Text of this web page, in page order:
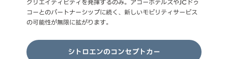
クリエイティビティを発揮するのみ。アコーホテルズやJCドゥ
コーとのパートナーシップに続く、新しいモビリティサービス
の可能性が無限に拡がります。
シトロエンのコンセプトカー